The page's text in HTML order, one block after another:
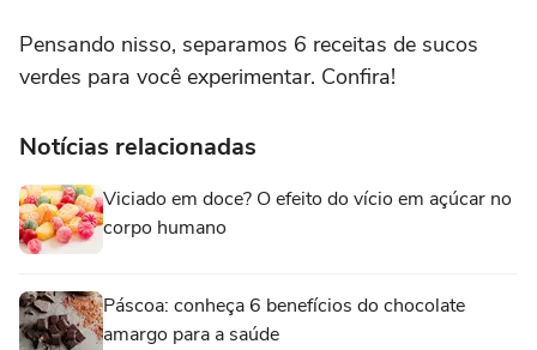
Pensando nisso, separamos 6 receitas de sucos
verdes para você experimentar. Confira!
Notícias relacionadas
Viciado em doce? O efeito do vício em açúcar no
corpo humano
Páscoa: conheça 6 benefícios do chocolate
amargo para a saúde